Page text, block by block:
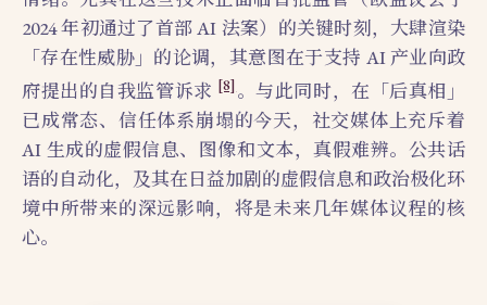
2024 年初通过了首部 AI 法案）的关键时刻，大肆渲染
「存在性威胁」的论调，其意图在于支持 AI 产业向政
府提出的自我监管诉求 [8]。与此同时，在「后真相」
已成常态、信任体系崩塌的今天，社交媒体上充斥着
AI 生成的虚假信息、图像和文本，真假难辨。公共话
语的自动化，及其在日益加剧的虚假信息和政治极化环
境中所带来的深远影响，将是未来几年媒体议程的核
心。